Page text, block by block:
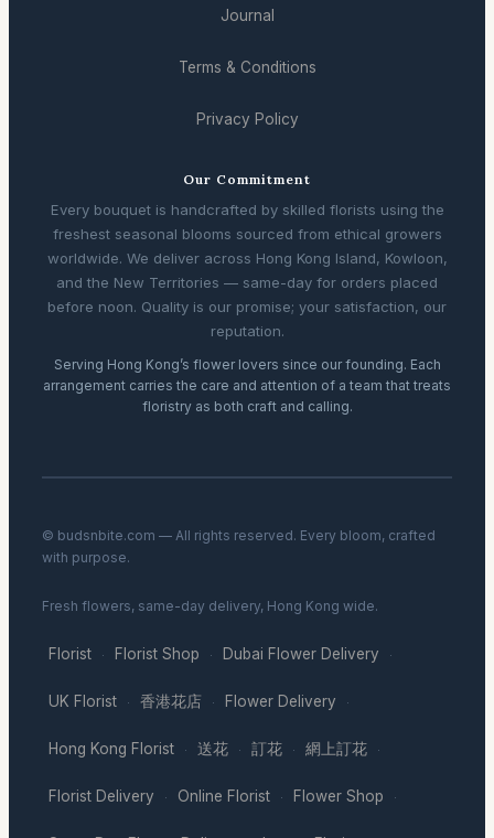
Journal
Terms & Conditions
Privacy Policy
Our Commitment
Every bouquet is handcrafted by skilled florists using the
freshest seasonal blooms sourced from ethical growers
worldwide. We deliver across Hong Kong Island, Kowloon,
and the New Territories — same-day for orders placed
before noon. Quality is our promise; your satisfaction, our
reputation.
Serving Hong Kong’s flower lovers since our founding. Each
arrangement carries the care and attention of a team that treats
floristry as both craft and calling.
© budsnbite.com — All rights reserved. Every bloom, crafted
with purpose.
Fresh flowers, same-day delivery, Hong Kong wide.
Florist · Florist Shop · Dubai Flower Delivery ·
UK Florist · 香港花店 · Flower Delivery ·
Hong Kong Florist · 送花 · 訂花 · 網上訂花 ·
Florist Delivery · Online Florist · Flower Shop ·